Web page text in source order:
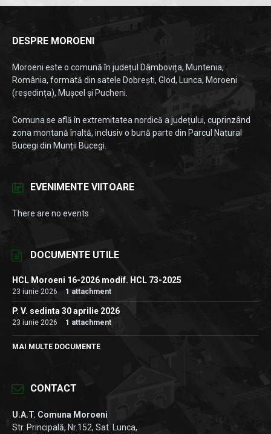
DESPRE MOROENI
Moroeni este o comună în județul Dâmbovița, Muntenia,
România, formată din satele Dobrești, Glod, Lunca, Moroeni
(reședința), Mușcel și Pucheni.
Comuna se află în extremitatea nordică a județului, cuprinzând
zona montană înaltă, inclusiv o bună parte din Parcul Natural
Bucegi din Munții Bucegi.
EVENIMENTE VIITOARE
There are no events
DOCUMENTE UTILE
HCL Moroeni 16-2026 modif. HCL 73-2025
23 iunie 2026 1 attachment
P. V. sedinta 30 aprilie 2026
23 iunie 2026 1 attachment
MAI MULTE DOCUMENTE
CONTACT
U.A.T. Comuna Moroeni
Str. Principală, Nr.152, Sat. Lunca,